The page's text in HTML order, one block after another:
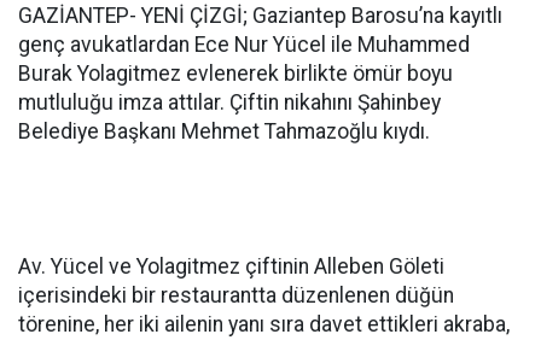
GAZİANTEP- YENİ ÇİZGİ; Gaziantep Barosu’na kayıtlı
genç avukatlardan Ece Nur Yücel ile Muhammed
Burak Yolagitmez evlenerek birlikte ömür boyu
mutluluğu imza attılar. Çiftin nikahını Şahinbey
Belediye Başkanı Mehmet Tahmazoğlu kıydı.
Av. Yücel ve Yolagitmez çiftinin Alleben Göleti
içerisindeki bir restaurantta düzenlenen düğün
törenine, her iki ailenin yanı sıra davet ettikleri akraba,